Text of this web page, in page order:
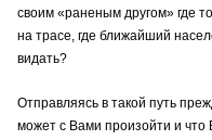
своим «раненым другом» где то
на трасе, где ближайший
видать?
Отправляясь в такой путь
может с Вами произойти и